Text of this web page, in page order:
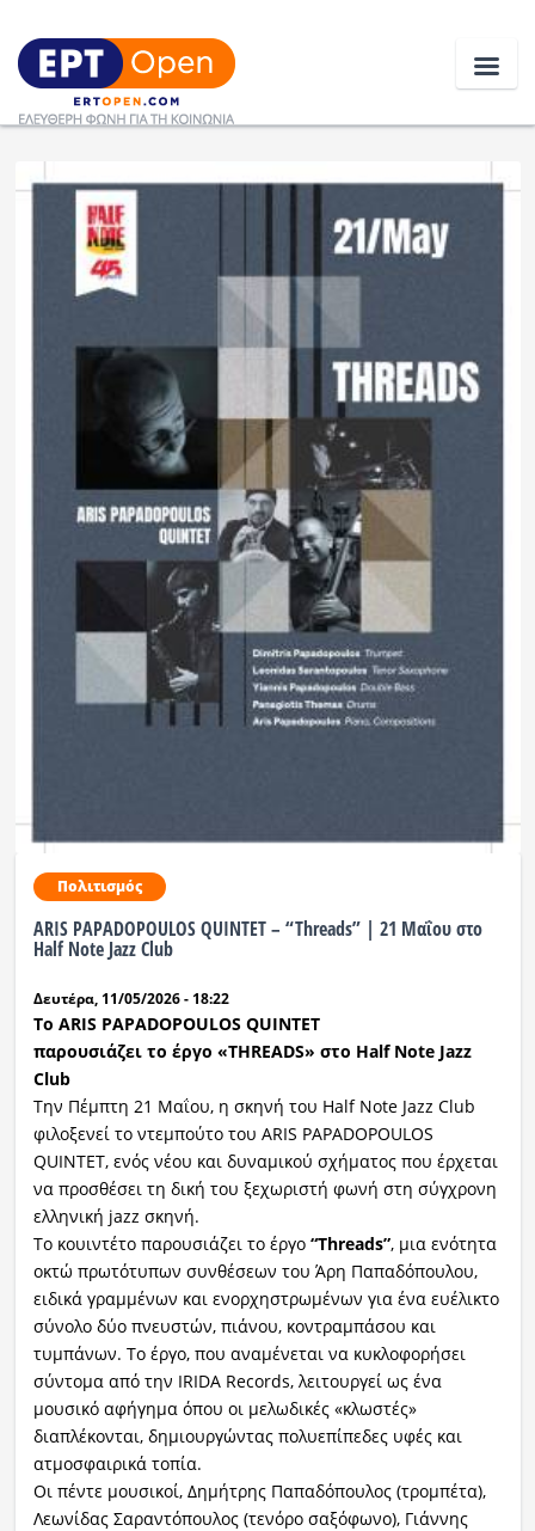
Ειδήσεις
Ελλάδα
Πολιτική
Οικονομία
Αθλητικά
Κόσμος
LIVE
Εκπομπές
Πολιτισμός
ARIS PAPADOPOULOS QUINTET – “Threads” | 21 Μαΐου στο
Half Note Jazz Club
Δευτέρα, 11/05/2026 - 18:22
Το ARIS PAPADOPOULOS QUINTET
παρουσιάζει το έργο «THREADS» στο Half Note Jazz
Club
Την Πέμπτη 21 Μαΐου, η σκηνή του Half Note Jazz Club
φιλοξενεί το ντεμπούτο του ARIS PAPADOPOULOS
QUINTET, ενός νέου και δυναμικού σχήματος που έρχεται
να προσθέσει τη δική του ξεχωριστή φωνή στη σύγχρονη
ελληνική jazz σκηνή.
Το κουιντέτο παρουσιάζει το έργο “Threads”, μια ενότητα
οκτώ πρωτότυπων συνθέσεων του Άρη Παπαδόπουλου,
ειδικά γραμμένων και ενορχηστρωμένων για ένα ευέλικτο
σύνολο δύο πνευστών, πιάνου, κοντραμπάσου και
τυμπάνων. Το έργο, που αναμένεται να κυκλοφορήσει
σύντομα από την IRIDA Records, λειτουργεί ως ένα
μουσικό αφήγημα όπου οι μελωδικές «κλωστές»
διαπλέκονται, δημιουργώντας πολυεπίπεδες υφές και
ατμοσφαιρικά τοπία.
Οι πέντε μουσικοί, Δημήτρης Παπαδόπουλος (τρομπέτα),
Λεωνίδας Σαραντόπουλος (τενόρο σαξόφωνο), Γιάννης